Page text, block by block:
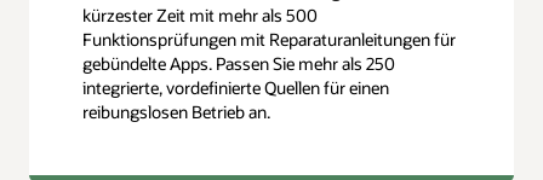
kürzester Zeit mit mehr als 500
Funktionsprüfungen mit Reparaturanleitungen für
gebündelte Apps. Passen Sie mehr als 250
integrierte, vordefinierte Quellen für einen
reibungslosen Betrieb an.